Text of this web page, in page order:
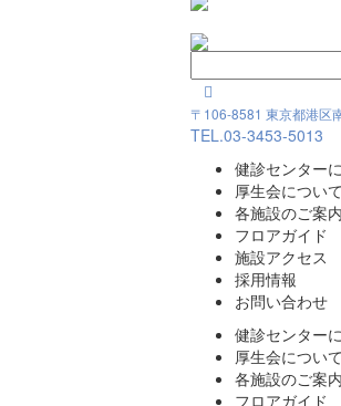

〒106-8581 東京都港区
TEL.03-3453-5013
健診センター
厚生会について
各施設のご案内
フロアガイド
施設アクセス
採用情報
お問い合わせ
健診センター
厚生会について
各施設のご案内
フロアガイド